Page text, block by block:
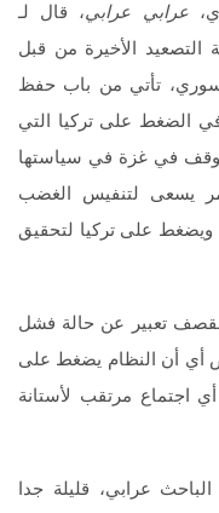
عرابي عرابي، قال لـ
الأخيرة من قبل
تأتي من باب حفظ
الضغط على تركيا التي
في غزة في سياستها
يسعى لتنفيس الغضب
ويضغط على تركيا لتحقيق
تعبير عن حالة فشل
أي أن النظام يضغط على
اجتماع مرتقب لأستانة
عرابي، قليلة جدا